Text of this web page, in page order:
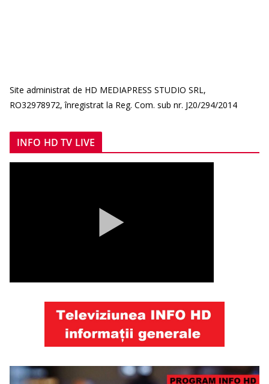
Site administrat de HD MEDIAPRESS STUDIO SRL,
RO32978972, înregistrat la Reg. Com. sub nr. J20/294/2014
INFO HD TV LIVE